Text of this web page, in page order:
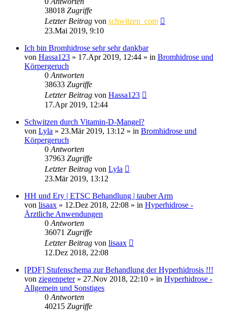
38018 Zugriffe
Letzter Beitrag von schwitzen_com
23.Mai 2019, 9:10
Ich bin Bromhidrose sehr sehr dankbar
von Hassa123 » 17.Apr 2019, 12:44 » in Bromhidrose und
Körpergeruch
0 Antworten
38633 Zugriffe
Letzter Beitrag von Hassa123
17.Apr 2019, 12:44
Schwitzen durch Vitamin-D-Mangel?
von Lyla » 23.Mär 2019, 13:12 » in Bromhidrose und
Körpergeruch
0 Antworten
37963 Zugriffe
Letzter Beitrag von Lyla
23.Mär 2019, 13:12
HH und Ery | ETSC Behandlung | tauber Arm
von lisaax » 12.Dez 2018, 22:08 » in Hyperhidrose -
Ärztliche Anwendungen
0 Antworten
36071 Zugriffe
Letzter Beitrag von lisaax
12.Dez 2018, 22:08
[PDF] Stufenschema zur Behandlung der Hyperhidrosis !!!
von ziegenpeter» 27.Nov 2018, 22:10 » in Hyperhidrose -
Allgemein und Sonstiges
0 Antworten
40215 Zugriffe